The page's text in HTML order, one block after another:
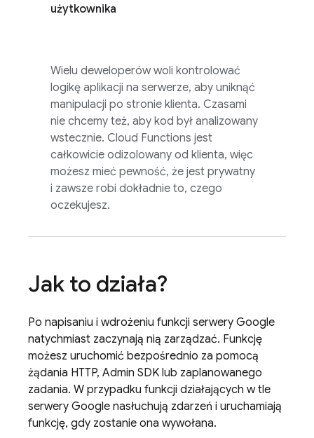
użytkownika
Wielu deweloperów woli kontrolować
logikę aplikacji na serwerze, aby uniknąć
manipulacji po stronie klienta. Czasami
nie chcemy też, aby kod był analizowany
wstecznie. Cloud Functions jest
całkowicie odizolowany od klienta, więc
możesz mieć pewność, że jest prywatny
i zawsze robi dokładnie to, czego
oczekujesz.
Jak to działa?
Po napisaniu i wdrożeniu funkcji serwery Google
natychmiast zaczynają nią zarządzać. Funkcję
możesz uruchomić bezpośrednio za pomocą
żądania HTTP, Admin SDK lub zaplanowanego
zadania. W przypadku funkcji działających w tle
serwery Google nasłuchują zdarzeń i uruchamiają
funkcję, gdy zostanie ona wywołana.